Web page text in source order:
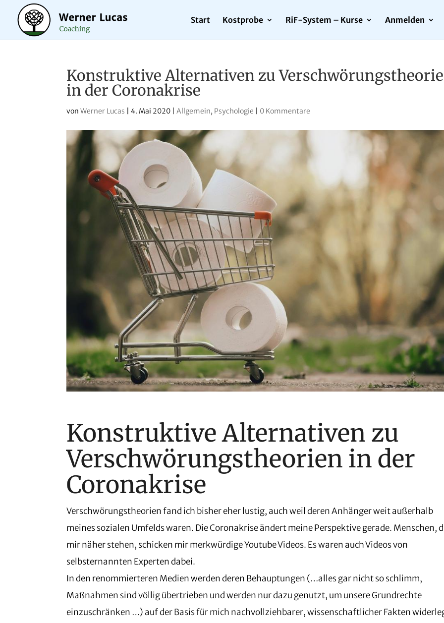
Start Kostprobe RiF-System – Kurse Anmelden
Konstruktive Alternativen zu
in der Coronakrise
vonWerner Lucas |4. Mai 2020 |Allgemein, Psychologie 0 Kommentare
Konstruktive Alternativen zu
Verschwörungstheorien in der
Coronakrise
Verschwörungstheorien fand ich bisher eher lustig, auch weil deren Anhänger weit außerhalb
meines sozialen Umfelds waren. Die Coronakrise ändert meine Perspektive gerade. Menschen,
mir näher stehen, schicken mir merkwürdige Youtube Videos. Es waren auch Videos von
selbsternannten Experten dabei.
In den renommierteren Medien werden deren Behauptungen (…alles gar nicht so schlimm,
Maßnahmen sind völlig übertrieben und werden nur dazu genutzt, um unsere Grundrechte
einzuschränken …) auf der Basis für mich nachvollziehbarer, wissenschaftlicher Fakten